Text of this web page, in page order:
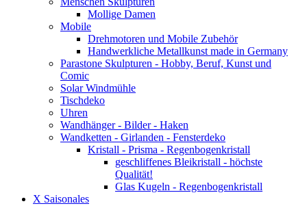
Mollige Damen
Mobile
Drehmotoren und Mobile Zubehör
Handwerkliche Metallkunst made in Germany
Parastone Skulpturen - Hobby, Beruf, Kunst und
Comic
Solar Windmühle
Tischdeko
Uhren
Wandhänger - Bilder - Haken
Wandketten - Girlanden - Fensterdeko
Kristall - Prisma - Regenbogenkristall
geschliffenes Bleikristall - höchste
Qualität!
Glas Kugeln - Regenbogenkristall
X Saisonales